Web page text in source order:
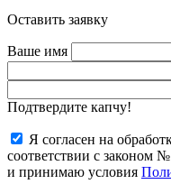
Оставить заявку
Ваше имя
Подтвердите капчу!
Я согласен на
соответствии с законом
и принимаю условия